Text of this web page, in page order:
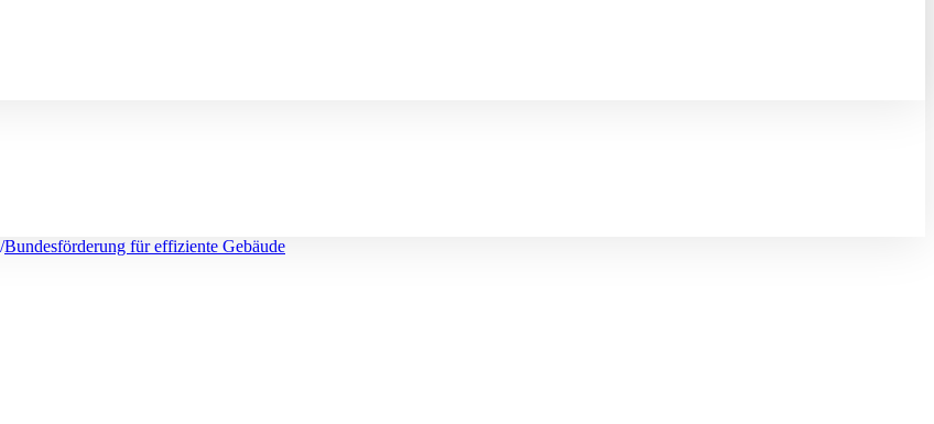
Bundesförderung für effiziente Gebäude